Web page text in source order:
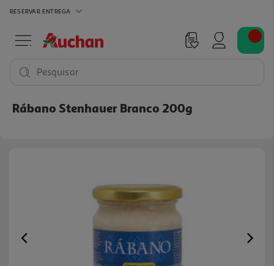
RESERVAR ENTREGA
Pesquisar
Rábano Stenhauer Branco 200g
Previous